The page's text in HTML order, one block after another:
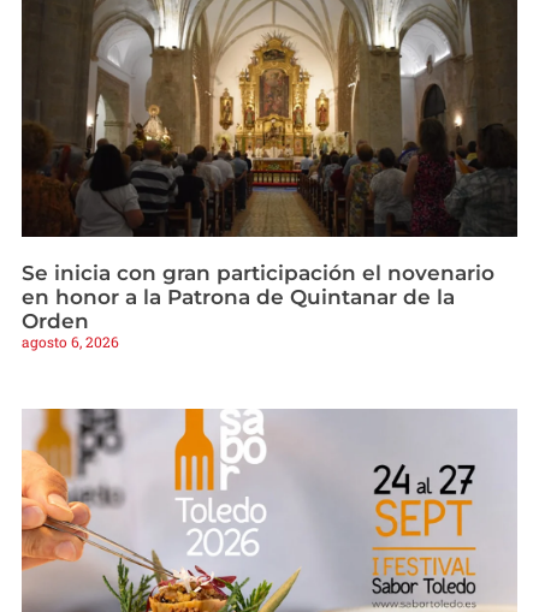
Se inicia con gran participación el novenario
en honor a la Patrona de Quintanar de la
Orden
agosto 6, 2026